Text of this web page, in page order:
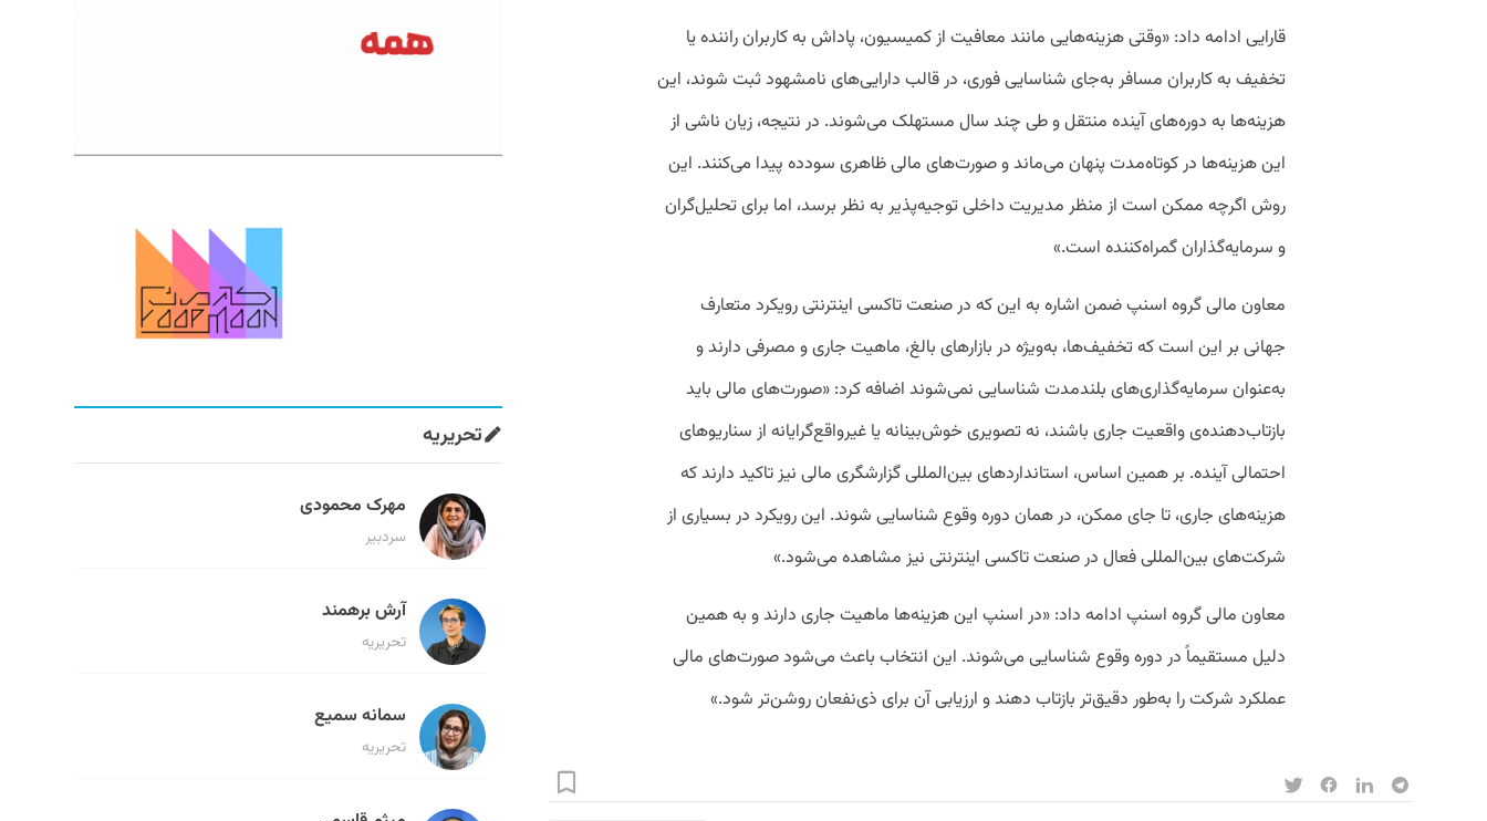
قارایی ادامه داد: «وقتی هزینه‌هایی مانند معافیت از کمیسیون، پاداش به کاربران راننده یا
تخفیف به کاربران مسافر به‌جای شناسایی فوری، در قالب دارایی‌های نامشهود ثبت شوند، این
هزینه‌ها به دوره‌های آینده منتقل و طی چند سال مستهلک می‌شوند. در نتیجه، زیان ناشی از
این هزینه‌ها در کوتاه‌مدت پنهان می‌ماند و صورت‌های مالی ظاهری سودده پیدا می‌کنند. این
روش اگرچه ممکن است از منظر مدیریت داخلی توجیه‌پذیر به نظر برسد، اما برای تحلیل‌گران
و سرمایه‌گذاران گمراه‌کننده است.»
معاون مالی گروه اسنپ ضمن اشاره به این که در صنعت تاکسی اینترنتی رویکرد متعارف
جهانی بر این است که تخفیف‌ها، به‌ویژه در بازارهای بالغ، ماهیت جاری و مصرفی دارند و
به‌عنوان سرمایه‌گذاری‌های بلندمدت شناسایی نمی‌شوند اضافه کرد: «صورت‌های مالی باید
بازتاب‌دهنده‌ی واقعیت جاری باشند، نه تصویری خوش‌بینانه یا غیرواقع‌گرایانه از سناریوهای
احتمالی آینده. بر همین اساس، استانداردهای بین‌المللی گزارشگری مالی نیز تاکید دارند که
هزینه‌های جاری، تا جای ممکن، در همان دوره‌ وقوع شناسایی شوند. این رویکرد در بسیاری از
شرکت‌های بین‌المللی فعال در صنعت تاکسی اینترنتی نیز مشاهده می‌شود.»
معاون مالی گروه اسنپ ادامه داد: «در اسنپ این هزینه‌ها ماهیت جاری دارند و به همین
دلیل مستقیماً در دوره وقوع شناسایی می‌شوند. این انتخاب باعث می‌شود صورت‌های مالی
عملکرد شرکت را به‌طور دقیق‌تر بازتاب دهند و ارزیابی آن برای ذی‌نفعان روشن‌تر شود.»
تحریریه
مهرک محمودی
سردبیر
آرش برهمند
تحریریه
سمانه سمیع
تحریریه